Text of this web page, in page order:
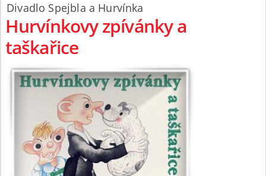
Divadlo Spejbla a Hurvínka
Hurvínkovy zpívánky a
taškařice